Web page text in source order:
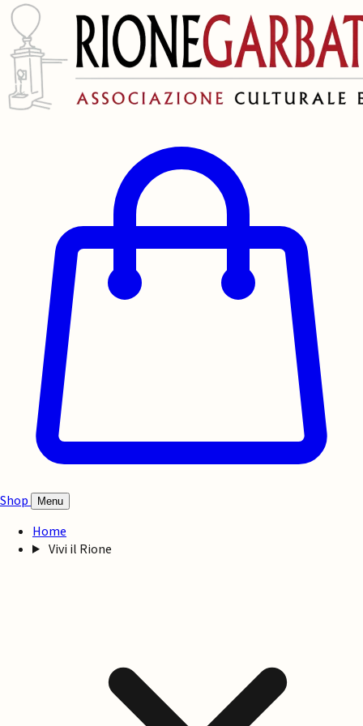
Shop Menu
Home
Vivi il Rione